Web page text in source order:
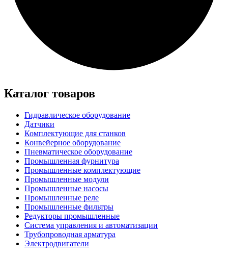
Каталог товаров
Гидравлическое оборудование
Датчики
Комплектующие для станков
Конвейерное оборудование
Пневматическое оборудование
Промышленная фурнитура
Промышленные комплектующие
Промышленные модули
Промышленные насосы
Промышленные реле
Промышленные фильтры
Редукторы промышленные
Система управления и автоматизации
Трубопроводная арматура
Электродвигатели